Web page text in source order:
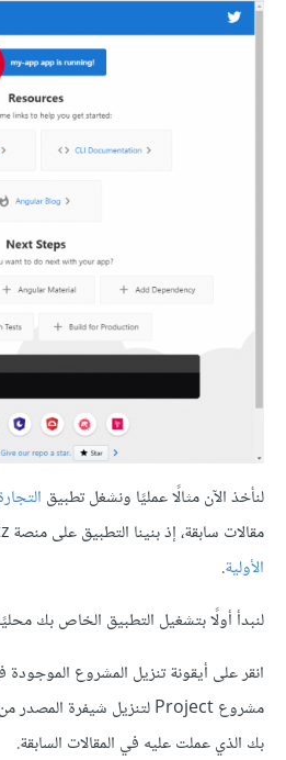
لنأخذ الآن مثالًا عمليًا ونشغل تطبيق
مقالات سابقة، إذ بنينا التطبيق على منصة StackBlitz من
الأولية.
لنبدأ أولًا بتشغيل التطبيق الخاص بك
انقر على أيقونة تنزيل المشروع الموجودة
بك الذي عملت عليه في المقالات السابقة.